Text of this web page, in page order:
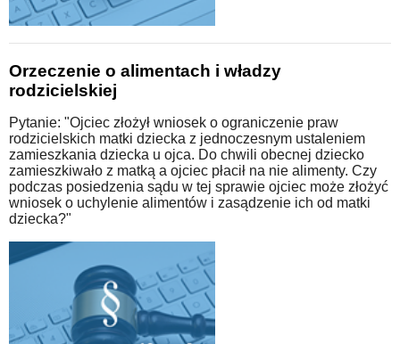
Orzeczenie o alimentach i władzy
rodzicielskiej
Pytanie: "Ojciec złożył wniosek o ograniczenie praw
rodzicielskich matki dziecka z jednoczesnym ustaleniem
zamieszkania dziecka u ojca. Do chwili obecnej dziecko
zamieszkiwało z matką a ojciec płacił na nie alimenty. Czy
podczas posiedzenia sądu w tej sprawie ojciec może złożyć
wniosek o uchylenie alimentów i zasądzenie ich od matki
dziecka?"